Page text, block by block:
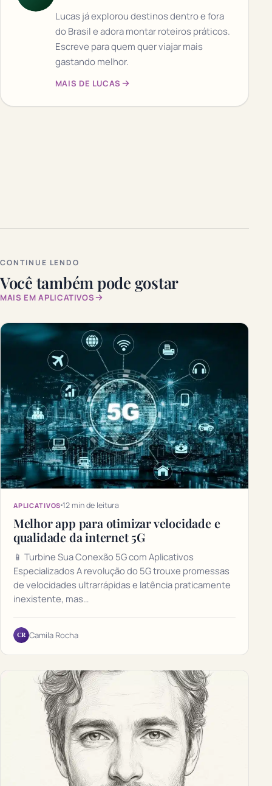
Lucas já explorou destinos dentro e fora
do Brasil e adora montar roteiros práticos.
Escreve para quem quer viajar mais
gastando melhor.
MAIS DE LUCAS
CONTINUE LENDO
Você também pode gostar
MAIS EM APLICATIVOS
APLICATIVOS 12 min de leitura
Melhor app para otimizar velocidade e
qualidade da internet 5G
📱 Turbine Sua Conexão 5G com Aplicativos
Especializados A revolução do 5G trouxe promessas
de velocidades ultrarrápidas e latência praticamente
inexistente, mas…
CR Camila Rocha